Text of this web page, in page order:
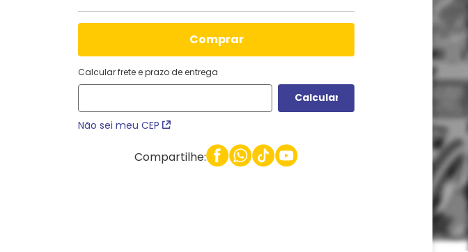
comprar
Calcular frete e prazo de entrega
Não sei meu CEP
Compartilhe: